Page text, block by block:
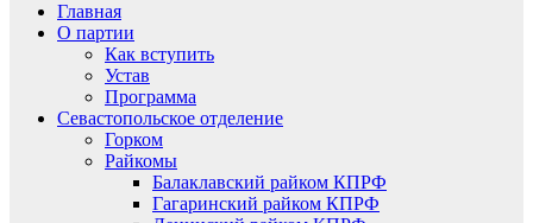
Главная
О партии
Как вступить
Устав
Программа
Севастопольское отделение
Горком
Райкомы
Балаклавский райком КПРФ
Гагаринский райком КПРФ